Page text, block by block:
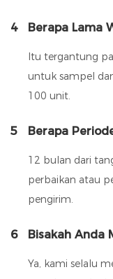
4 Berapa Lama
Itu tergantung
untuk sampel
100 unit.
5 Berapa
12 bulan dari
perbaikan atau
pengirim.
6 Bisakah Anda
Ya, kami selalu